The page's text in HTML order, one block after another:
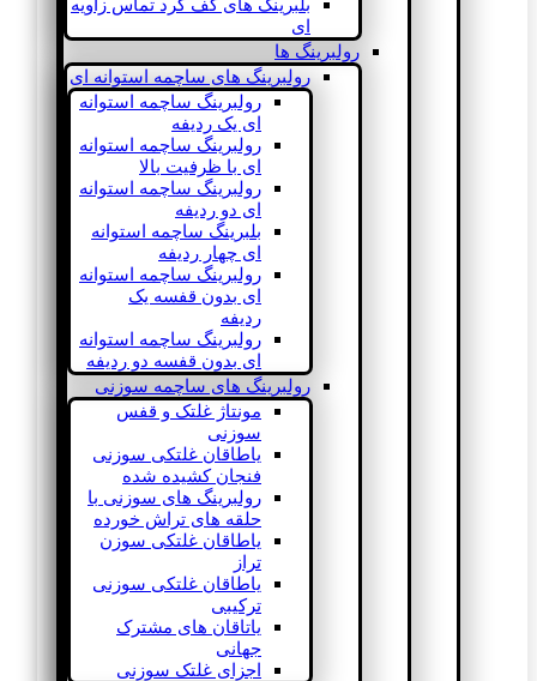
بلبرینگ های کف گرد تماس زاویه
ای
رولبرینگ ها
رولبرینگ های ساچمه استوانه ای
رولبرینگ ساچمه استوانه
ای یک ردیفه
رولبرینگ ساچمه استوانه
ای با ظرفیت بالا
رولبرینگ ساچمه استوانه
ای دو ردیفه
بلبرینگ ساچمه استوانه
ای چهار ردیفه
رولبرینگ ساچمه استوانه
ای بدون قفسه یک
ردیفه
رولبرینگ ساچمه استوانه
ای بدون قفسه دو ردیفه
رولبرینگ های ساچمه سوزنی
مونتاژ غلتک و قفس
سوزنی
یاطاقان غلتکی سوزنی
فنجان کشیده شده
رولبرینگ های سوزنی با
حلقه های تراش خورده
یاطاقان غلتکی سوزن
تراز
یاطاقان غلتکی سوزنی
ترکیبی
یاتاقان های مشترک
جهانی
اجزای غلتک سوزنی